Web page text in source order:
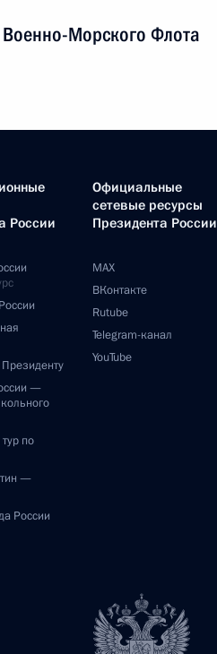
Морского Флота
России
—
по
—
России
Официальные
сетевые ресурсы
Президента России
MAX
ВКонтакте
Rutube
Telegram-канал
YouTube